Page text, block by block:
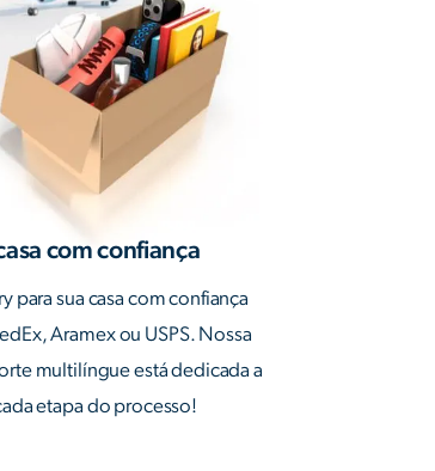
com confiança
para sua casa com confiança
Aramex ou USPS. Nossa
multilíngue está dedicada a
etapa do processo!